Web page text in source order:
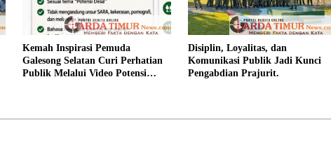
Kemah Inspirasi Pemuda
Galesong Selatan Curi Perhatian
Publik Melalui Video Potensi
Disiplin, Loyalitas, dan
Komunikasi Publik Jadi Kunci
Pengabdian Prajurit.